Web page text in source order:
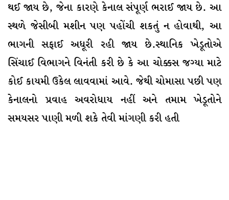
થઈ જાય છે, જેના કારણે કેનાલ સંપૂર્ણ ભરાઈ જાય છે. આ
સ્થળે જેસીબી મશીન પણ પહોંચી શકતું ન હોવાથી, આ
ભાગની સફાઈ અધૂરી રહી જાય છે.સ્થાનિક ખેડૂતોએ
સિંચાઈ વિભાગને વિનંતી કરી છે કે આ ચોક્કસ જગ્યા માટે
કોઈ કાયમી ઉકેલ લાવવામાં આવે. જેથી ચોમાસા પછી પણ
કેનાલનો પ્રવાહ અવરોધાય નહીં અને તમામ ખેડૂતોને
સમયસર પાણી મળી શકે તેવી માંગણી કરી હતી